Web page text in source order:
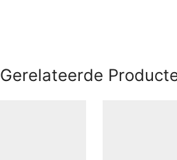
Gerelateerde